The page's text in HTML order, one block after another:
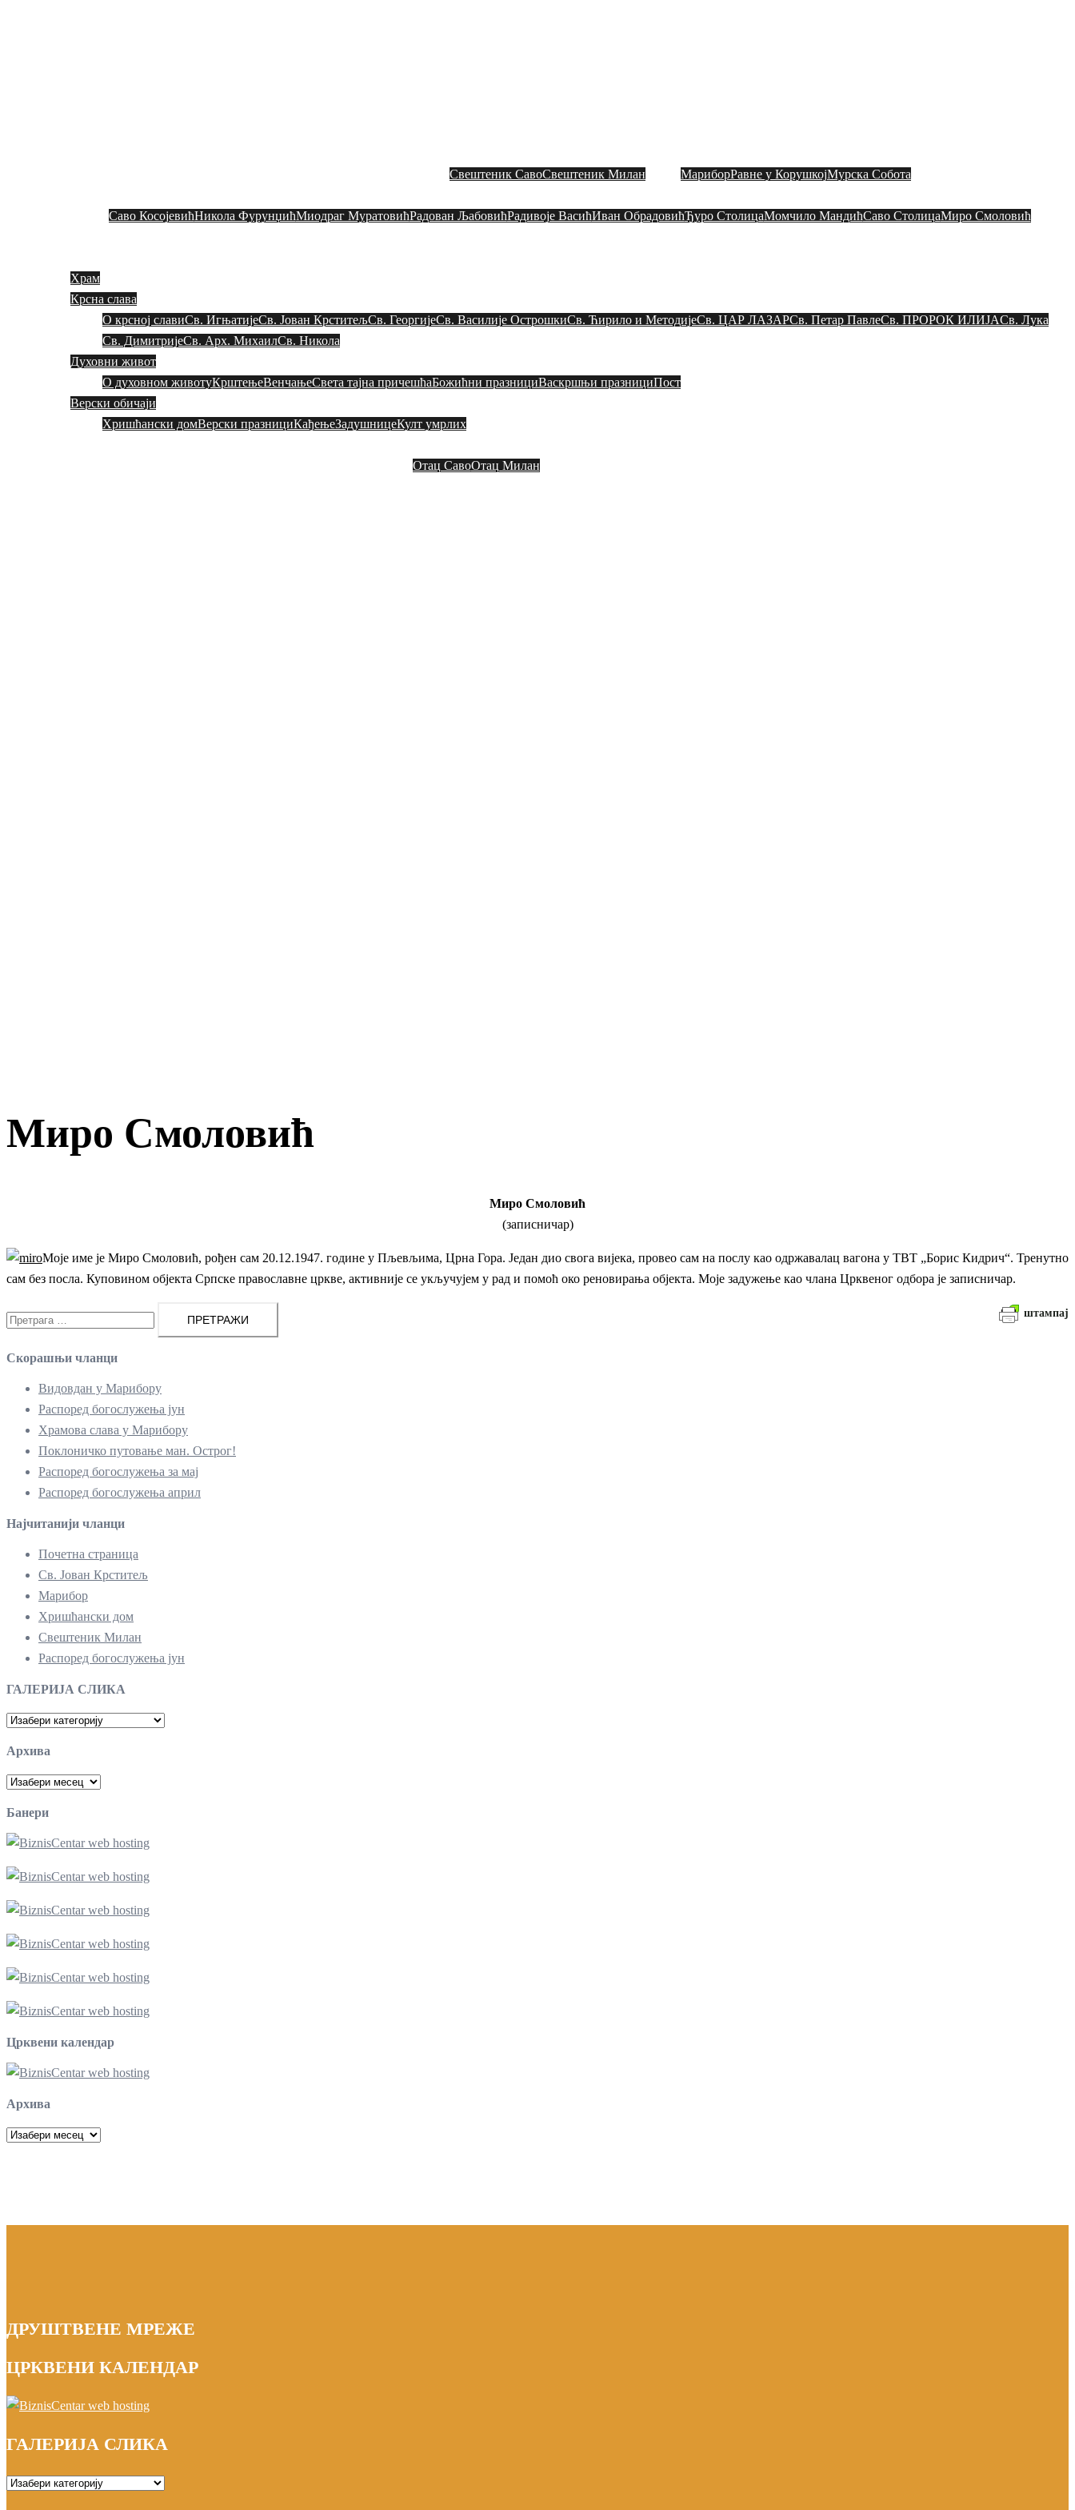
Свештеник СавоСвештеник Милан
МариборРавне у КорушкојМурска Собота
Саво КосојевићНикола ФурунџићМиодраг МуратовићРадован ЉaбовићРадивоје ВасићИван ОбрадовићЂуро СтолицаМомчило МандићСаво СтолицаМиро Смоловић
Храм
Крсна слава
О крсној славиСв. ИгњатијеСв. Јован КрститељСв. ГеоргијеСв. Василије ОстрошкиСв. Ћирило и МетодијеСв. ЦАР ЛАЗАРСв. Петар ПавлеСв. ПРОРОК ИЛИЈАСв. Лука
Св. ДимитријеСв. Арх. МихаилСв. Никола
Духовни живот
О духовном животуКрштењеВенчањеСвета тајна причешћаБожићни празнициВаскршњи празнициПост
Верски обичаји
Хришћански домВерски празнициКађењеЗадушницеКулт умрлих
Отац СавоОтац Милан
Миро Смоловић
Миро Смоловић
(записничар)
Моје име је Миро Смоловић, рођен сам 20.12.1947. године у Пљевљима, Црна Гора. Један дио свога вијека, провео сам на послу као одржавалац вагона у ТВТ „Борис Кидрич“. Тренутно
сам без посла. Куповином објекта Српске православне цркве, активније се укључујем у рад и помоћ око реновирања објекта. Моје задужење као члана Црквеног одбора је записничар.
штампај
Претрага
за:
Скорашњи чланци
Видовдан у Марибору
Распоред богослужења јун
Храмова слава у Марибору
Поклоничко путовање ман. Острог!
Распоред богослужења за мај
Распоред богослужења април
Најчитанији чланци
Почетна страница
Св. Јован Крститељ
Марибор
Хришћански дом
Свештеник Милан
Распоред богослужења јун
ГАЛЕРИЈА СЛИКА
ГАЛЕРИЈА
Архива
Архива
Банери
Црквени календар
Архива
Архива
ДРУШТВЕНЕ МРЕЖЕ
ЦРКВЕНИ КАЛЕНДАР
ГАЛЕРИЈА СЛИКА
ГАЛЕРИЈА